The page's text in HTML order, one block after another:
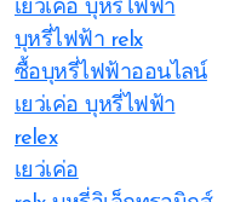
เยว่เค่อ บุหรี่ไฟฟ้า
บุหรี่ไฟฟ้า relx
ซื้อบุหรี่ไฟฟ้าออนไลน์
เยว่เค่อ บุหรี่ไฟฟ้า
relex
เยว่เค่อ